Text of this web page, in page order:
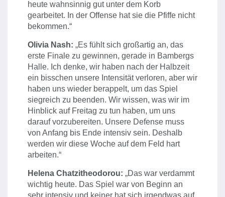
heute wahnsinnig gut unter dem Korb
gearbeitet. In der Offense hat sie die Pfiffe nicht
bekommen.“
Olivia Nash: „Es fühlt sich großartig an, das
erste Finale zu gewinnen, gerade in Bambergs
Halle. Ich denke, wir haben nach der Halbzeit
ein bisschen unsere Intensität verloren, aber wir
haben uns wieder berappelt, um das Spiel
siegreich zu beenden. Wir wissen, was wir im
Hinblick auf Freitag zu tun haben, um uns
darauf vorzubereiten. Unsere Defense muss
von Anfang bis Ende intensiv sein. Deshalb
werden wir diese Woche auf dem Feld hart
arbeiten.“
Helena Chatzitheodorou: „Das war verdammt
wichtig heute. Das Spiel war von Beginn an
sehr intensiv und keiner hat sich irgendwas auf